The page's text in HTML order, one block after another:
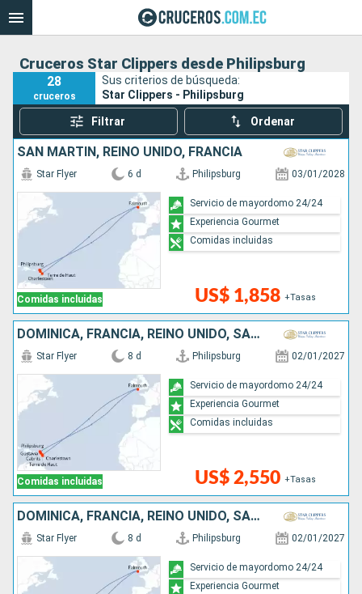
Cruceros Star Clippers desde Philipsburg
28
cruceros
Sus criterios de búsqueda:
Star Clippers - Philipsburg
Filtrar Ordenar
SAN MARTÍN, REINO UNIDO, FRANCIA
Comidas incluidas
Star Flyer 6 d Philipsburg 03/01/2028
US$ 1,858 +Tasas
Servicio de mayordomo 24/24
Experiencia Gourmet
Comidas incluidas
DOMINICA, FRANCIA, REINO UNIDO, SAN MARTÍN
Comidas incluidas
Star Flyer 8 d Philipsburg 02/01/2027
US$ 2,550 +Tasas
Servicio de mayordomo 24/24
Experiencia Gourmet
Comidas incluidas
DOMINICA, FRANCIA, REINO UNIDO, SAN MARTÍN
Star Flyer 8 d Philipsburg 02/01/2027
Servicio de mayordomo 24/24
Experiencia Gourmet